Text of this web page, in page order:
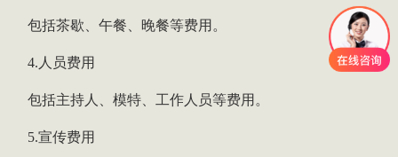
包括茶歇、午餐、晚餐等费用。
4.人员费用
包括主持人、模特、工作人员等费用。
5.宣传费用